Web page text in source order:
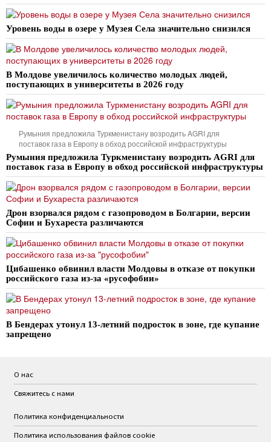
Уровень воды в озере у Музея Села значительно снизился
В Молдове увеличилось количество молодых людей,
поступающих в университеты в 2026 году
Румыния предложила Туркменистану возродить AGRI для
поставок газа в Европу в обход российской инфраструктуры
Румыния предложила Туркменистану возродить AGRI для
поставок газа в Европу в обход российской инфраструктуры
Дрон взорвался рядом с газопроводом в Болгарии, версии
Софии и Бухареста различаются
Цибашенко обвинил власти Молдовы в отказе от покупки
российского газа из-за «русофобии»
В Бендерах утонул 13-летний подросток в зоне, где купание
запрещено
О нас
Свяжитесь с нами
Политика конфиденциальности
Политика использования файлов cookie